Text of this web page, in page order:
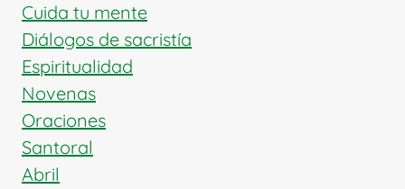
Cuida tu mente
Diálogos de sacristía
Espiritualidad
Novenas
Oraciones
Santoral
Abril